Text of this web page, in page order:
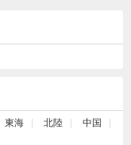
東海 北陸 中国